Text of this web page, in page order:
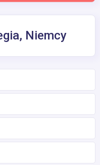
Niemcy